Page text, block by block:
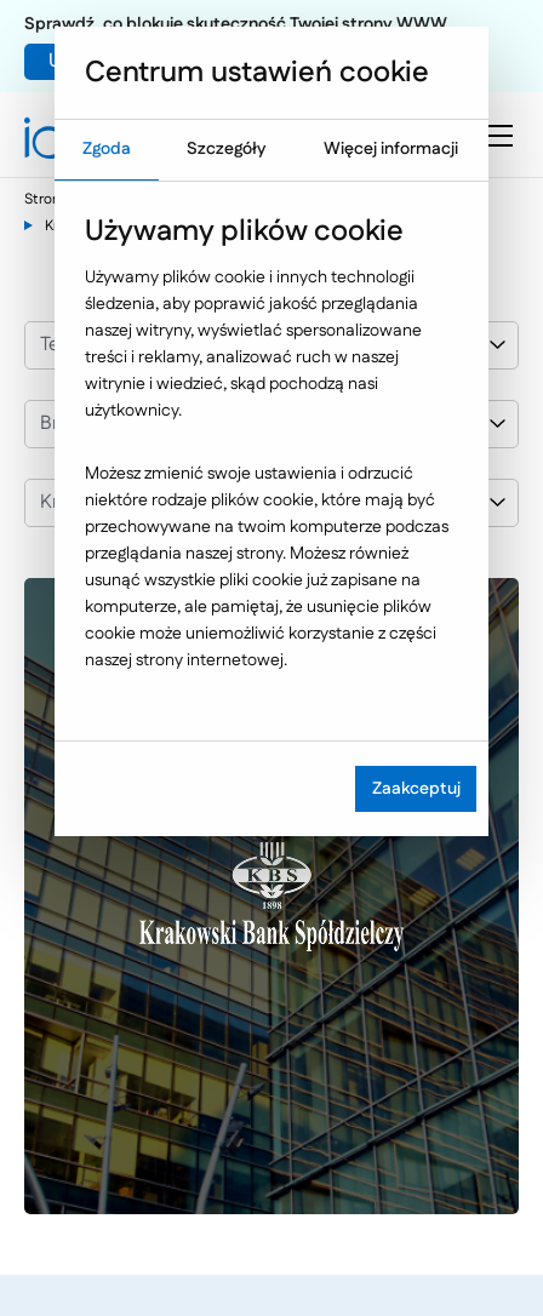
Umów warsztat UX
Sprawdź, co blokuje skuteczność Twojej strony WWW
Strona główna
Krakowski Bank Spółdzielczy
Technologie Internetowe
Branża
Krakowski Bank Spółdzielczy
Centrum ustawień cookie
Zgoda Szczegóły Więcej informacji
Używamy plików cookie
Używamy plików cookie i innych technologii
śledzenia, aby poprawić jakość przeglądania
naszej witryny, wyświetlać spersonalizowane
treści i reklamy, analizować ruch w naszej
witrynie i wiedzieć, skąd pochodzą nasi
użytkownicy.
Możesz zmienić swoje ustawienia i odrzucić
niektóre rodzaje plików cookie, które mają być
przechowywane na twoim komputerze podczas
przeglądania naszej strony. Możesz również
usunąć wszystkie pliki cookie już zapisane na
komputerze, ale pamiętaj, że usunięcie plików
cookie może uniemożliwić korzystanie z części
naszej strony internetowej.
Zaakceptuj